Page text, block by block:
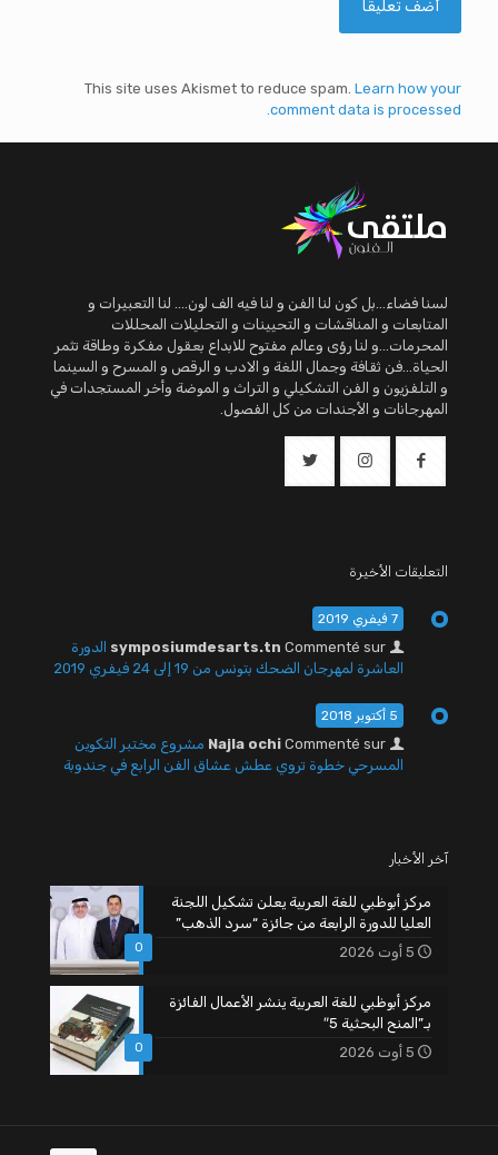
This site uses Akismet to reduce spam. Learn how your
comment data is processed.
لسنا فضاء...بل كون لنا الفن و لنا فيه الف لون.... لنا التعبيرات و
المتابعات و المناقشات و التحيينات و التحليلات المحللات
المحرمات...و لنا رؤى وعالم مفتوح للابداع بعقول مفكرة وطاقة تثمر
الحياة...فن ثقافة وجمال اللغة و الادب و الرقص و المسرح و السينما
و التلفزيون و الفن التشكيلي و التراث و الموضة وأخر المستجدات في
المهرجانات و الأجندات من كل الفصول.
التعليقات الأخيرة
7 فيفري 2019
symposiumdesarts.tn Commenté sur
الدورة
العاشرة لمهرجان الضحك بتونس من 19 إلى 24 فيفري 2019
5 أكتوبر 2018
Najla ochi Commenté sur
مشروع مختبر التكوين
المسرحي خطوة تروي عطش عشاق الفن الرابع في جندوبة
آخر الأخبار
0
مركز أبوظبي للغة العربية يعلن تشكيل اللجنة
العليا للدورة الرابعة من جائزة “سرد الذهب”
5 أوت 2026
0
مركز أبوظبي للغة العربية ينشر الأعمال الفائزة
بـ”المنح البحثية 5″
5 أوت 2026